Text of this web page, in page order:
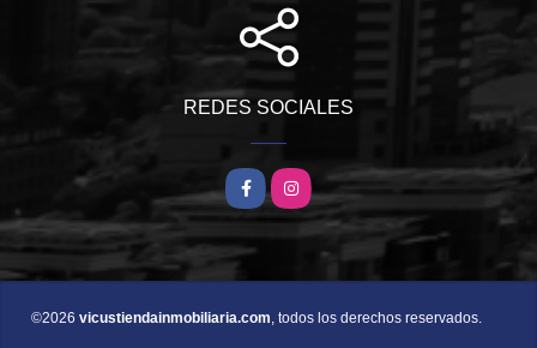
REDES SOCIALES
FacebookInstagram
©2026 vicustiendainmobiliaria.com, todos los derechos reservados.